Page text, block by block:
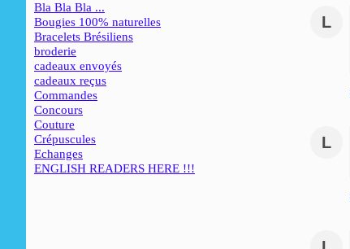
Bla Bla Bla ...
Bougies 100% naturelles
Bracelets Brésiliens
broderie
cadeaux envoyés
cadeaux reçus
Commandes
Concours
Couture
Crépuscules
Echanges
ENGLISH READERS HERE !!!
L
L